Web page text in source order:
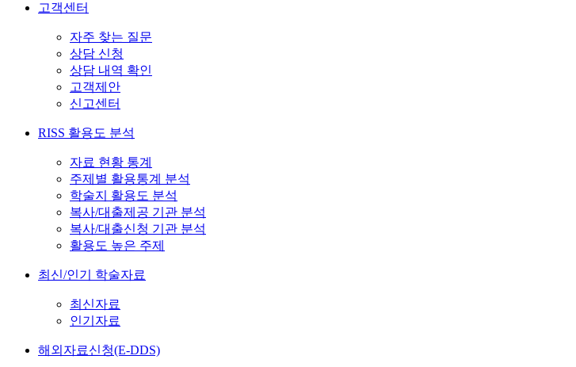
고객센터
자주 찾는 질문
상담 신청
상담 내역 확인
고객제안
신고센터
RISS 활용도 분석
자료 현황 통계
주제별 활용통계 분석
학술지 활용도 분석
복사/대출제공 기관 분석
복사/대출신청 기관 분석
활용도 높은 주제
최신/인기 학술자료
최신자료
인기자료
해외자료신청(E-DDS)